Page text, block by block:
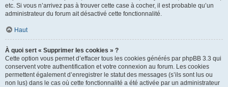
etc. Si vous n’arrivez pas à trouver cette case à cocher, il est probable qu’un
administrateur du forum ait désactivé cette fonctionnalité.
Haut
À quoi sert « Supprimer les cookies » ?
Cette option vous permet d’effacer tous les cookies générés par phpBB 3.3 qui
conservent votre authentification et votre connexion au forum. Les cookies
permettent également d’enregistrer le statut des messages (s’ils sont lus ou
non lus) dans le cas où cette fonctionnalité a été activée par un administrateur